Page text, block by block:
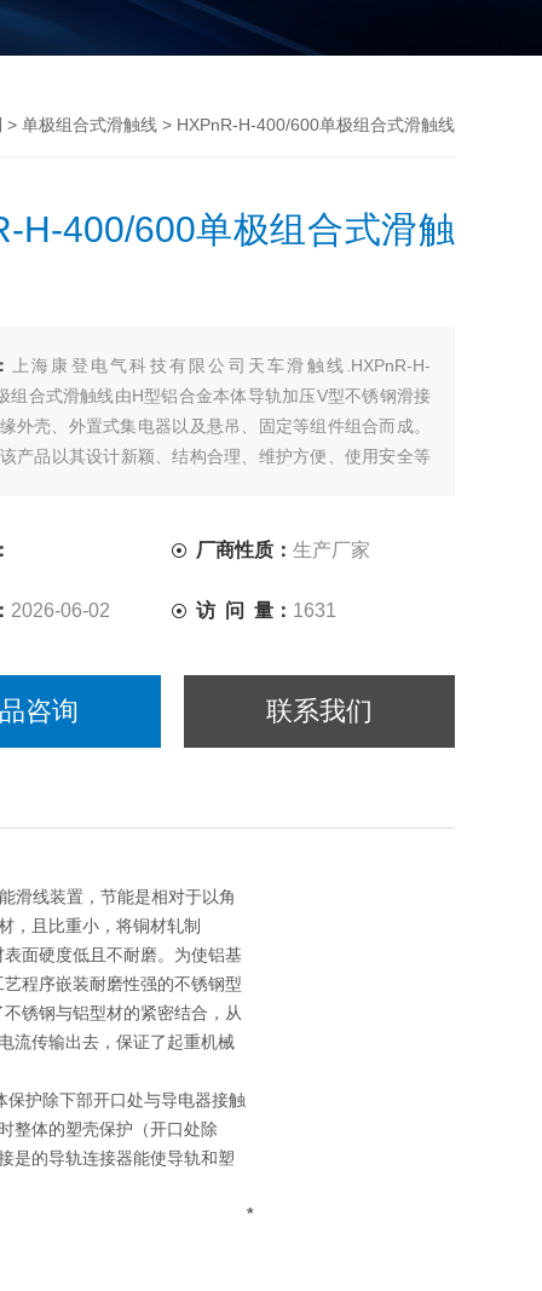
> 单极组合式滑触线 > HXPnR-H-400/600单极组合式滑触线
H-400/600单极组合式滑触
上海康登电气科技有限公司天车滑触线.HXPnR-H-
组合式滑触线由H型铝合金本体导轨加压V型不锈钢滑接
外壳、外置式集电器以及悬吊、固定等组件组合而成。
产品以其设计新颖、结构合理、维护方便、使用安全等
厂商性质：生产厂家
2026-06-02 访 问 量： 1631
咨询 联系我们
滑线装置，节能是相对于以角
，且比重小，将铜材轧制
面硬度低且不耐磨。为使铝基
程序嵌装耐磨性强的不锈钢型
锈钢与铝型材的紧密结合，从
流传输出去，保证了起重机械
护除下部开口处与导电器接触
整体的塑壳保护（开口处除
是的导轨连接器能使导轨和塑
*